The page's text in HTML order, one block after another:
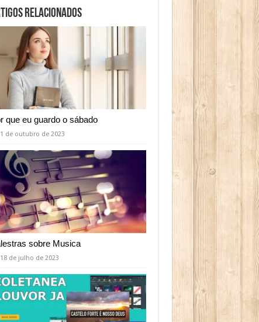
relacionados
que eu guardo o sábado
1 de outubro de 2023
sobre Musica
18 de julho de 2023